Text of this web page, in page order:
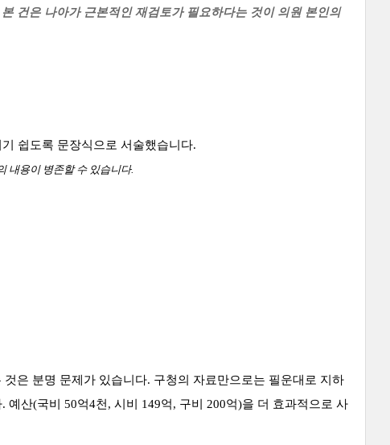
건은 나아가 근본적인 재검토가 필요하다는 것이 의원 본인의
쉽도록 문장식으로 서술했습니다.
내용이 병존할 수 있습니다.
은 분명 문제가 있습니다. 구청의 자료만으로는 필운대로 지하
산(국비 50억4천, 시비 149억, 구비 200억)을 더 효과적으로 사